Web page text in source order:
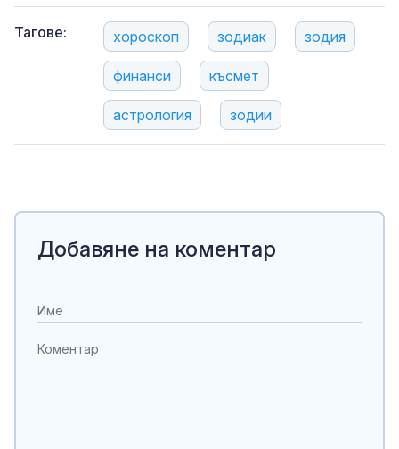
Тагове: хороскоп зодиак зодия
финанси късмет
астрология зодии
Добавяне на коментар